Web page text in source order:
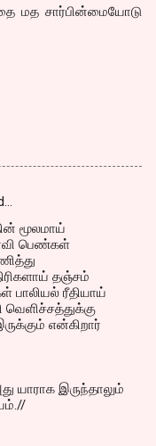
மத சார்பின்மையோடு
மூலமாய்
பெண்கள்
தஞ்சம்
பாலியல் ரீதியாய்
என்கிறார்
யாராக இருந்தாலும்